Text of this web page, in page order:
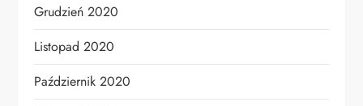
Grudzień 2020
Listopad 2020
Październik 2020